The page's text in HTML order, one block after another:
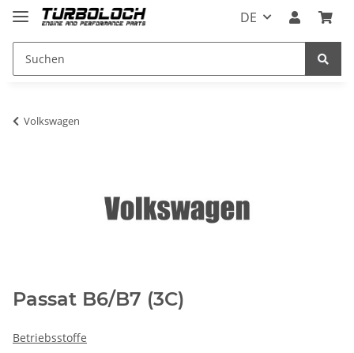
DE
Volkswagen
Passat B6/B7 (3C)
Betriebsstoffe